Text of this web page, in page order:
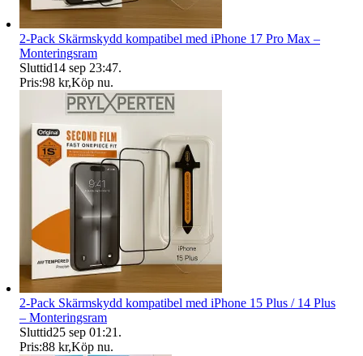
2-Pack Skärmskydd kompatibel med iPhone 17 Pro Max –
Monteringsram
Sluttid14 sep 23:47.
Pris:98 kr,Köp nu.
2-Pack Skärmskydd kompatibel med iPhone 15 Plus / 14 Plus
– Monteringsram
Sluttid25 sep 01:21 .
Pris:88 kr,Köp nu.